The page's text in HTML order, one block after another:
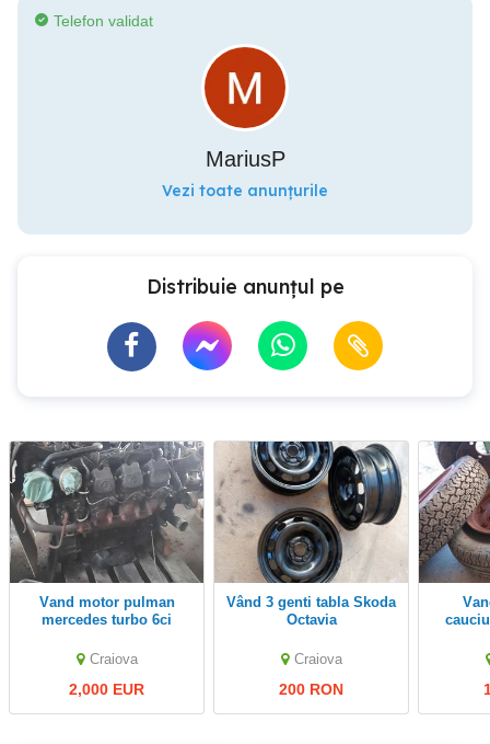
Telefon validat
MariusP
Vezi toate anunțurile
Distribuie anunțul pe
vand motor pulman
mercedes turbo 6ci
Craiova
2,000 EUR
Vând 3 genti tabla Skoda
Octavia
Craiova
200 RON
Vand 4 genti cu